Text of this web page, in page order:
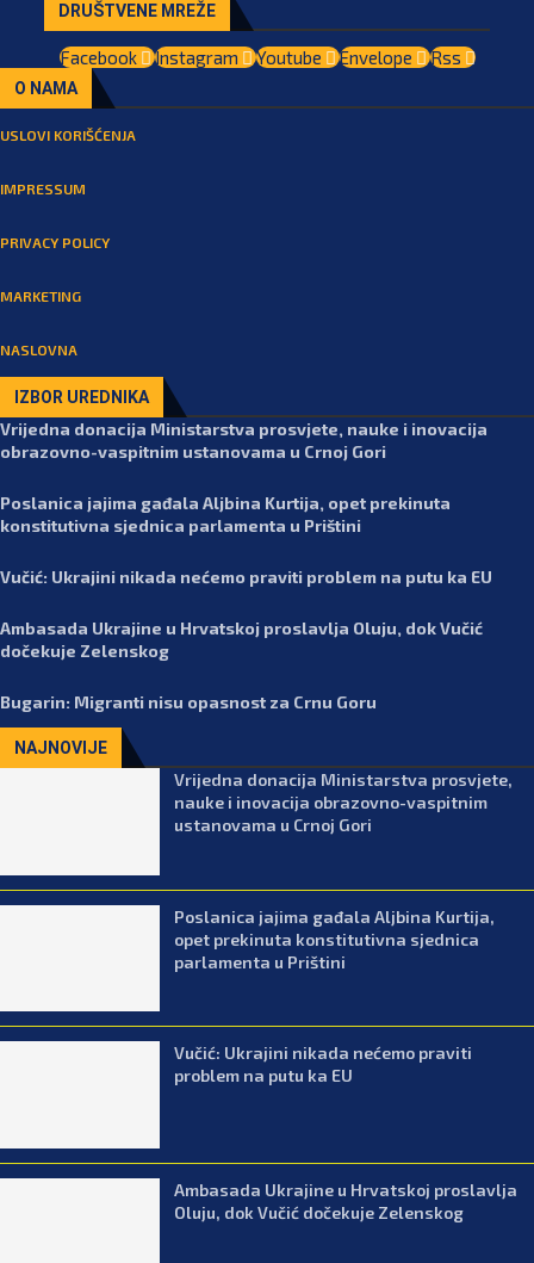
DRUŠTVENE MREŽE
Facebook Instagram Youtube Envelope Rss
O NAMA
USLOVI KORIŠĆENJA
IMPRESSUM
PRIVACY POLICY
MARKETING
NASLOVNA
IZBOR UREDNIKA
Vrijedna donacija Ministarstva prosvjete, nauke i inovacija
obrazovno-vaspitnim ustanovama u Crnoj Gori
Poslanica jajima gađala Aljbina Kurtija, opet prekinuta
konstitutivna sjednica parlamenta u Prištini
Vučić: Ukrajini nikada nećemo praviti problem na putu ka EU
Ambasada Ukrajine u Hrvatskoj proslavlja Oluju, dok Vučić
dočekuje Zelenskog
Bugarin: Migranti nisu opasnost za Crnu Goru
NAJNOVIJE
Vrijedna donacija Ministarstva prosvjete,
nauke i inovacija obrazovno-vaspitnim
ustanovama u Crnoj Gori
Poslanica jajima gađala Aljbina Kurtija,
opet prekinuta konstitutivna sjednica
parlamenta u Prištini
Vučić: Ukrajini nikada nećemo praviti
problem na putu ka EU
Ambasada Ukrajine u Hrvatskoj proslavlja
Oluju, dok Vučić dočekuje Zelenskog